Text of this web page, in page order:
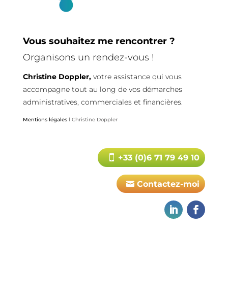
Vous souhaitez me rencontrer ?
Organisons un rendez-vous !
Christine Doppler, votre assistance qui vous
accompagne tout au long de vos démarches
administratives, commerciales et financières.
Mentions légalesl Christine Doppler
+33 (0)6 71 79 49 10
Contactez-moi